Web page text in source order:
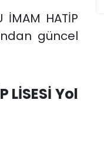
İMAM HATİP
güncel
LİSESİ Yol